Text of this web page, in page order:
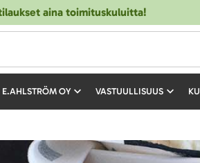
aina toimituskuluitta!
E.AHLSTRÖM OY VASTUULLISUUS